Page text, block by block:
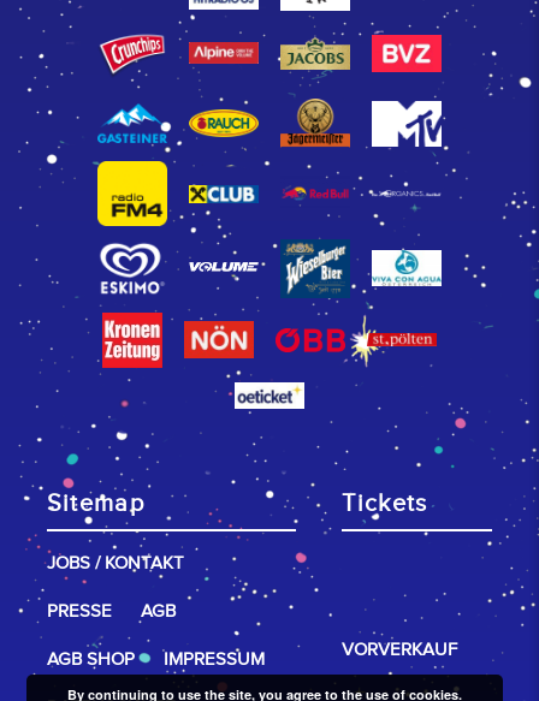
Sitemap
JOBS / KONTAKT
PRESSE AGB
AGB SHOP IMPRESSUM
Tickets
VORVERKAUF
By continuing to use the site, you agree to the use of cookies.